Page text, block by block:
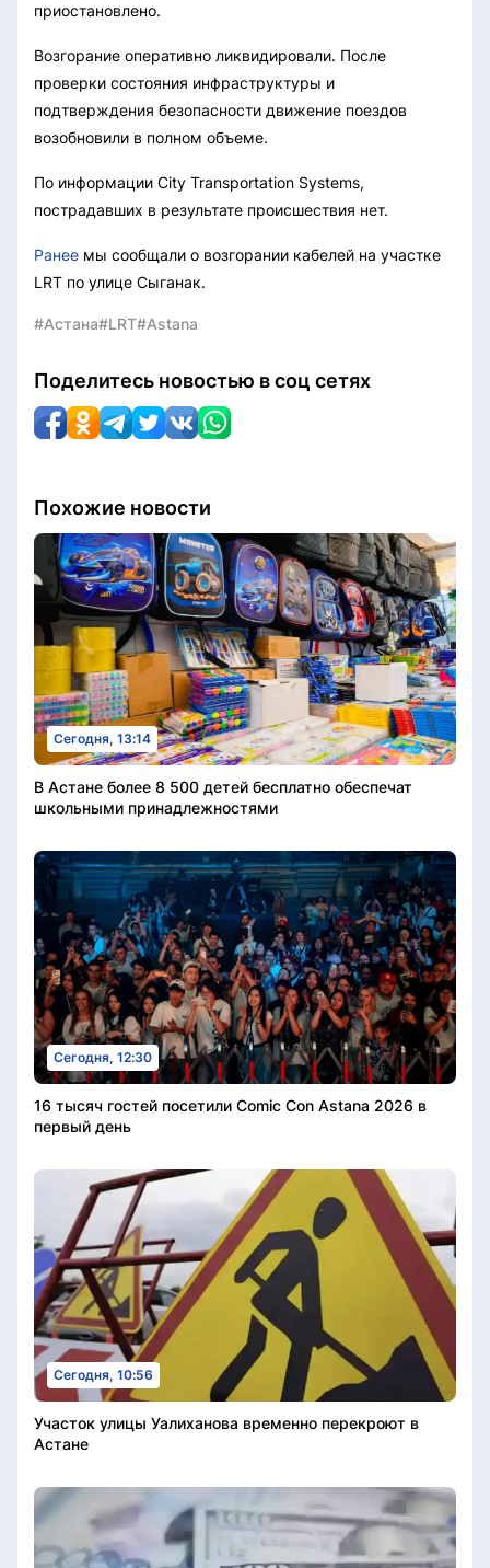
приостановлено.
Возгорание оперативно ликвидировали. После
проверки состояния инфраструктуры и
подтверждения безопасности движение поездов
возобновили в полном объеме.
По информации City Transportation Systems,
пострадавших в результате происшествия нет.
Ранее мы сообщали о возгорании кабелей на участке
LRT по улице Сыганак.
#Астана#LRT#Astana
Поделитесь новостью в соц сетях
Похожие новости
Сегодня, 13:14
В Астане более 8 500 детей бесплатно обеспечат
школьными принадлежностями
Сегодня, 12:30
16 тысяч гостей посетили Comic Con Astana 2026 в
первый день
Сегодня, 10:56
Участок улицы Уалиханова временно перекроют в
Астане